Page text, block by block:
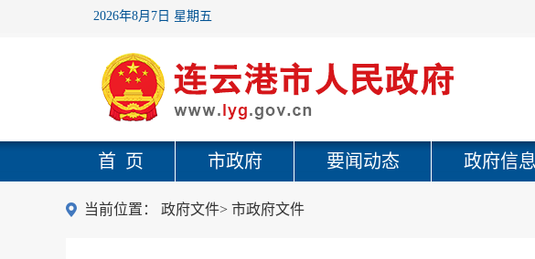
2026年8月7日 星期五
首 页 市政府 要闻动态 政府信
当前位置： 政府文件> 市政府文件